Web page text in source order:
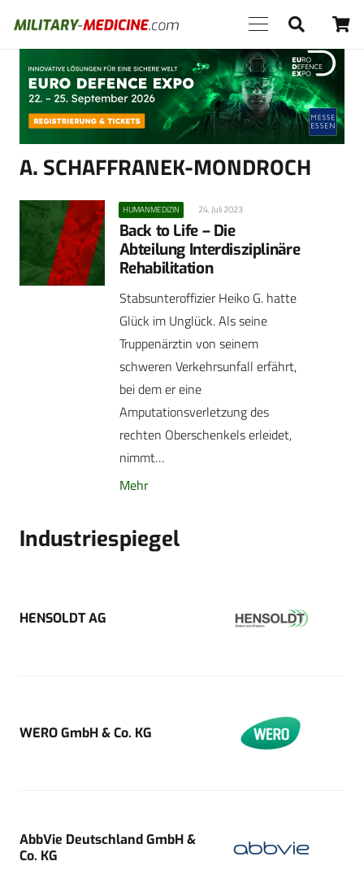
Anzeige
A. SCHAFFRANEK-MONDROCH
HUMANMEDIZIN 24. Juli 2023
Back to Life – Die
Abteilung Interdisziplinäre
Rehabilitation
Stabsunteroffizier Heiko G. hatte
Glück im Unglück. Als seine
Truppenärztin von seinem
schweren Verkehrsunfall erfährt,
bei dem er eine
Amputationsverletzung des
rechten Oberschenkels erleidet,
nimmt…
Mehr
Industriespiegel
HENSOLDT AG
WERO GmbH & Co. KG
AbbVie Deutschland GmbH &
Co. KG